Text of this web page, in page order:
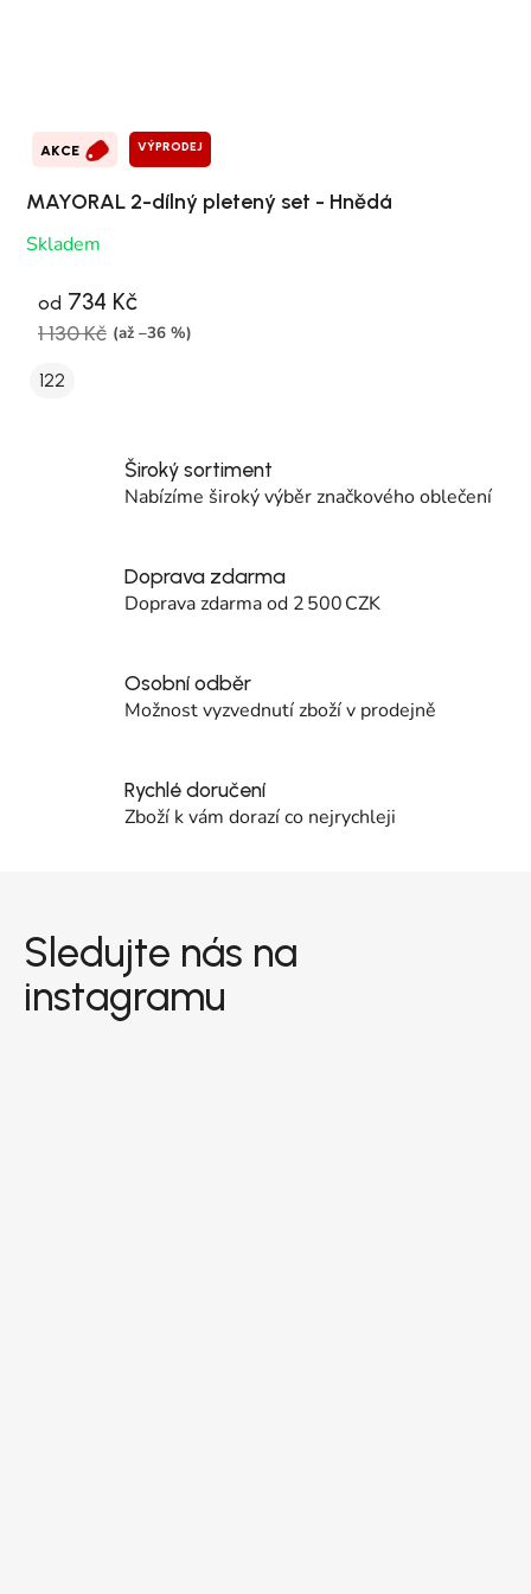
AKCE VÝPRODEJ
MAYORAL 2-dílný pletený set - Hnědá
Skladem
od 734 Kč
1 130 Kč (až –36 %)
122
Široký sortiment
Nabízíme široký výběr značkového oblečení
Doprava zdarma
Doprava zdarma od 2 500 CZK
Osobní odběr
Možnost vyzvednutí zboží v prodejně
Rychlé doručení
Zboží k vám dorazí co nejrychleji
Sledujte nás na
instagramu